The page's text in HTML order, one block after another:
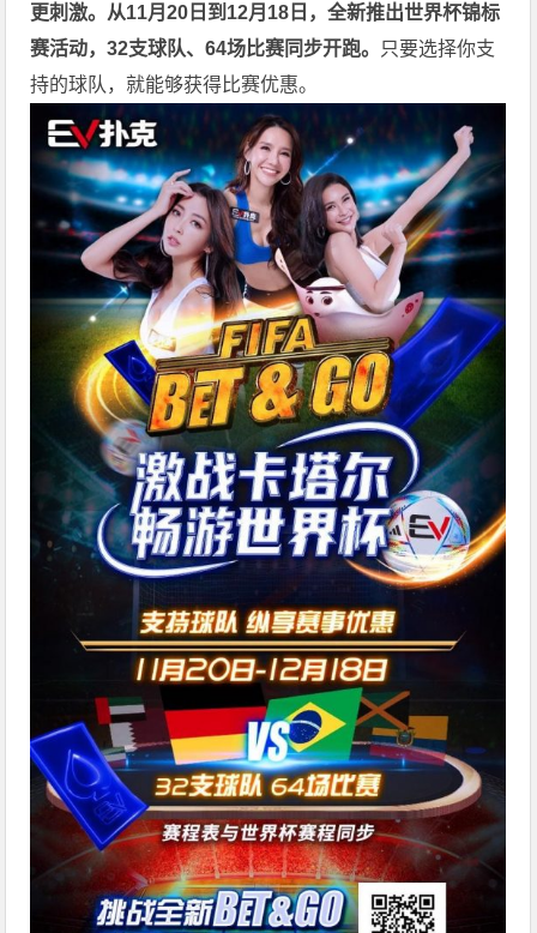
更刺激。 从11月20日到12月18日，全新推出世界杯锦标
赛活动，32支球队、64场比赛同步开跑。 只要选择你支
持的球队，就能够获得比赛优惠。